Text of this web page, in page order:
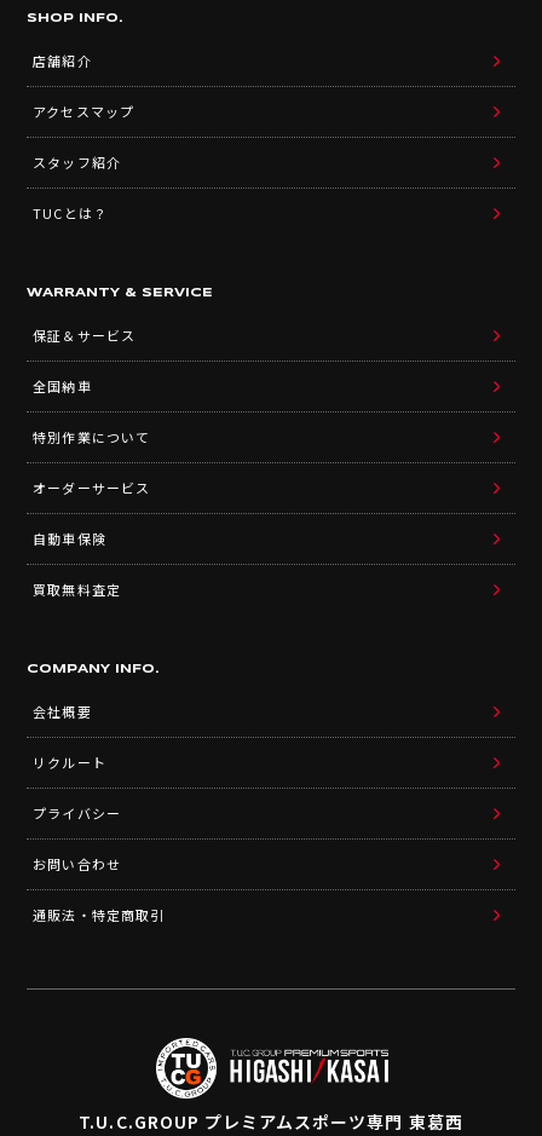
SHOP INFO.
店舗紹介
アクセスマップ
スタッフ紹介
TUCとは？
WARRANTY & SERVICE
保証＆サービス
全国納車
特別作業について
オーダーサービス
自動車保険
買取無料査定
COMPANY INFO.
会社概要
リクルート
プライバシー
お問い合わせ
通販法・特定商取引
T.U.C.GROUP プレミアムスポーツ専門 東葛西